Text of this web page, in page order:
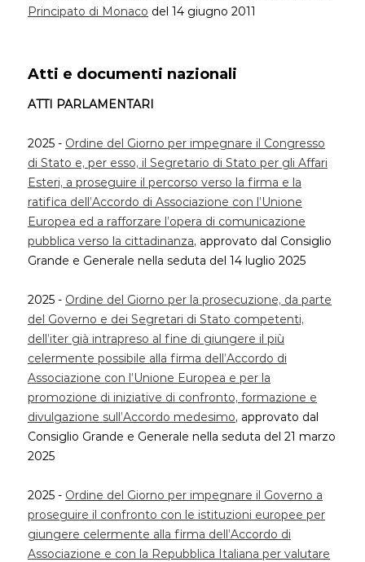
Principato di Monaco del 14 giugno 2011
Atti e documenti nazionali
ATTI PARLAMENTARI
2025 - Ordine del Giorno per impegnare il Congresso
di Stato e, per esso, il Segretario di Stato per gli Affari
Esteri, a proseguire il percorso verso la firma e la
ratifica dell’Accordo di Associazione con l’Unione
Europea ed a rafforzare l’opera di comunicazione
pubblica verso la cittadinanza, approvato dal Consiglio
Grande e Generale nella seduta del 14 luglio 2025
2025 - Ordine del Giorno per la prosecuzione, da parte
del Governo e dei Segretari di Stato competenti,
dell’iter già intrapreso al fine di giungere il più
celermente possibile alla firma dell’Accordo di
Associazione con l’Unione Europea e per la
promozione di iniziative di confronto, formazione e
divulgazione sull’Accordo medesimo, approvato dal
Consiglio Grande e Generale nella seduta del 21 marzo
2025
2025 - Ordine del Giorno per impegnare il Governo a
proseguire il confronto con le istituzioni europee per
giungere celermente alla firma dell’Accordo di
Associazione e con la Repubblica Italiana per valutare